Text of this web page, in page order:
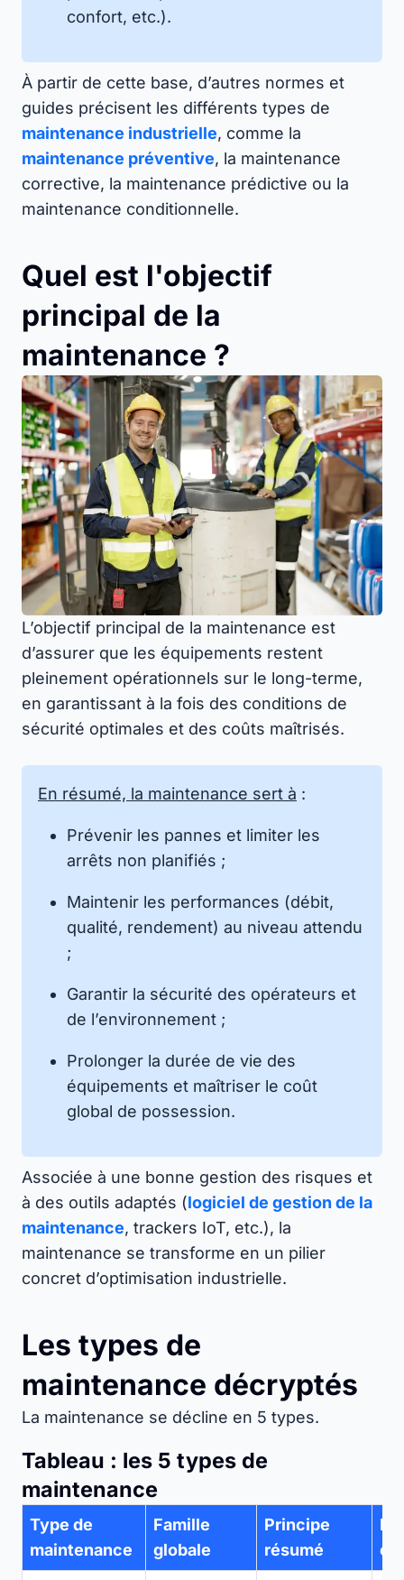
confort, etc.).
À partir de cette base, d’autres normes et
guides précisent les différents types de
maintenance industrielle, comme la
maintenance préventive, la maintenance
corrective, la maintenance prédictive ou la
maintenance conditionnelle.
Quel est l'objectif
principal de la
maintenance ?
L’objectif principal de la maintenance est
d’assurer que les équipements restent
pleinement opérationnels sur le long-terme,
en garantissant à la fois des conditions de
sécurité optimales et des coûts maîtrisés.
En résumé, la maintenance sert à :
Prévenir les pannes et limiter les
arrêts non planifiés ;
Maintenir les performances (débit,
qualité, rendement) au niveau attendu
;
Garantir la sécurité des opérateurs et
de l’environnement ;
Prolonger la durée de vie des
équipements et maîtriser le coût
global de possession.
Associée à une bonne gestion des risques et
à des outils adaptés (logiciel de gestion de la
maintenance, trackers IoT, etc.), la
maintenance se transforme en un pilier
concret d’optimisation industrielle.
Les types de
maintenance décryptés
La maintenance se décline en 5 types.
Tableau : les 5 types de
maintenance
Type de
maintenance
Famille
globale
Principe
résumé